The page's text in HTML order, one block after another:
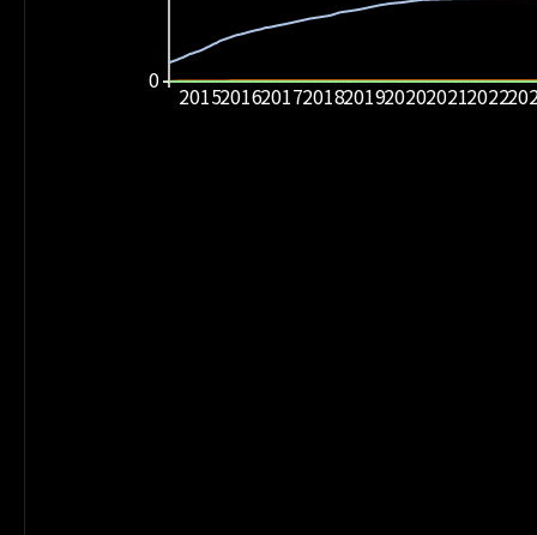
20152016201720182019202020212022
0